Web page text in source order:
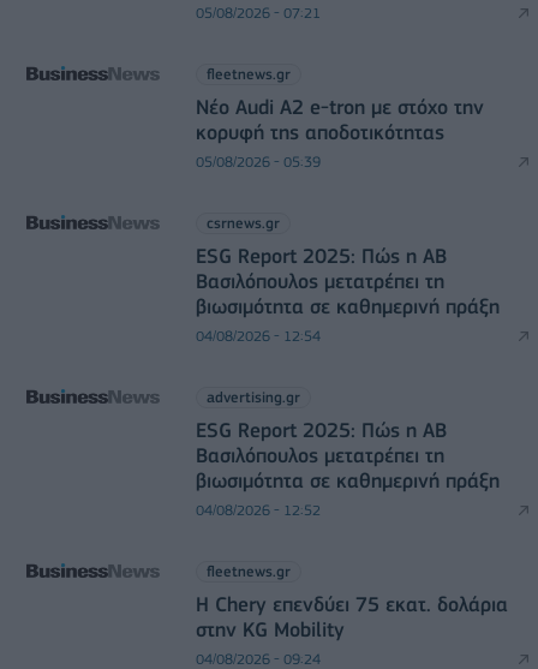
05/08/2026 - 07:21
fleetnews.gr
Νέο Audi A2 e-tron με στόχο την
κορυφή της αποδοτικότητας
05/08/2026 - 05:39
csrnews.gr
ESG Report 2025: Πώς η ΑΒ
Βασιλόπουλος μετατρέπει τη
βιωσιμότητα σε καθημερινή πράξη
04/08/2026 - 12:54
advertising.gr
ESG Report 2025: Πώς η ΑΒ
Βασιλόπουλος μετατρέπει τη
βιωσιμότητα σε καθημερινή πράξη
04/08/2026 - 12:52
fleetnews.gr
Η Chery επενδύει 75 εκατ. δολάρια
στην KG Mobility
04/08/2026 - 09:24